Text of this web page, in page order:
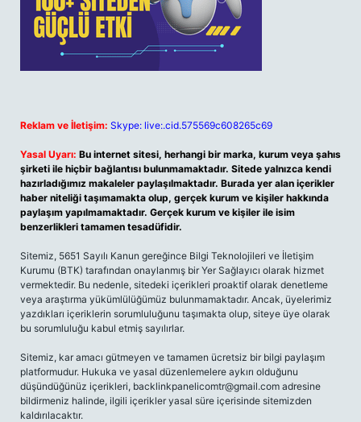
Reklam ve İletişim: Skype: live:.cid.575569c608265c69
Yasal Uyarı: Bu internet sitesi, herhangi bir marka, kurum veya şahıs
şirketi ile hiçbir bağlantısı bulunmamaktadır. Sitede yalnızca kendi
hazırladığımız makaleler paylaşılmaktadır. Burada yer alan içerikler
haber niteliği taşımamakta olup, gerçek kurum ve kişiler hakkında
paylaşım yapılmamaktadır. Gerçek kurum ve kişiler ile isim
benzerlikleri tamamen tesadüfidir.
Sitemiz, 5651 Sayılı Kanun gereğince Bilgi Teknolojileri ve İletişim
Kurumu (BTK) tarafından onaylanmış bir Yer Sağlayıcı olarak hizmet
vermektedir. Bu nedenle, sitedeki içerikleri proaktif olarak denetleme
veya araştırma yükümlülüğümüz bulunmamaktadır. Ancak, üyelerimiz
yazdıkları içeriklerin sorumluluğunu taşımakta olup, siteye üye olarak
bu sorumluluğu kabul etmiş sayılırlar.
Sitemiz, kar amacı gütmeyen ve tamamen ücretsiz bir bilgi paylaşım
platformudur. Hukuka ve yasal düzenlemelere aykırı olduğunu
düşündüğünüz içerikleri, backlinkpanelicomtr@gmail.com adresine
bildirmeniz halinde, ilgili içerikler yasal süre içerisinde sitemizden
kaldırılacaktır.